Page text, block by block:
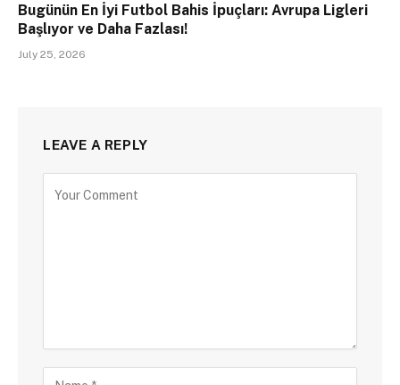
Bugünün En İyi Futbol Bahis İpuçları: Avrupa Ligleri
Başlıyor ve Daha Fazlası!
July 25, 2026
LEAVE A REPLY